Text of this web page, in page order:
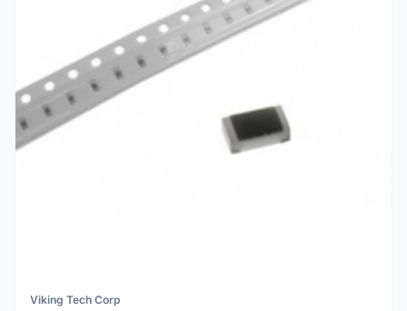
Viking Tech Corp